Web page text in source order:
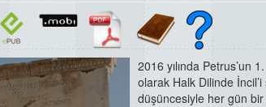
2016 yılında Petrus’un
olarak Halk Dilinde
düşüncesiyle her gün